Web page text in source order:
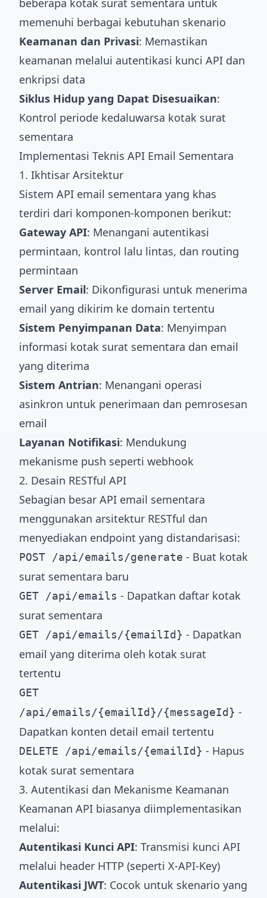
beberapa kotak surat sementara untuk
memenuhi berbagai kebutuhan skenario
Keamanan dan Privasi: Memastikan
keamanan melalui autentikasi kunci API dan
enkripsi data
Siklus Hidup yang Dapat Disesuaikan:
Kontrol periode kedaluwarsa kotak surat
sementara
Implementasi Teknis API Email Sementara
1. Ikhtisar Arsitektur
Sistem API email sementara yang khas
terdiri dari komponen-komponen berikut:
Gateway API: Menangani autentikasi
permintaan, kontrol lalu lintas, dan routing
permintaan
Server Email: Dikonfigurasi untuk menerima
email yang dikirim ke domain tertentu
Sistem Penyimpanan Data: Menyimpan
informasi kotak surat sementara dan email
yang diterima
Sistem Antrian: Menangani operasi
asinkron untuk penerimaan dan pemrosesan
email
Layanan Notifikasi: Mendukung
mekanisme push seperti webhook
2. Desain RESTful API
Sebagian besar API email sementara
menggunakan arsitektur RESTful dan
menyediakan endpoint yang distandarisasi:
POST /api/emails/generate - Buat kotak
surat sementara baru
GET /api/emails - Dapatkan daftar kotak
surat sementara
GET /api/emails/{emailId} - Dapatkan
email yang diterima oleh kotak surat
tertentu
GET
/api/emails/{emailId}/{messageId} -
Dapatkan konten detail email tertentu
DELETE /api/emails/{emailId} - Hapus
kotak surat sementara
3. Autentikasi dan Mekanisme Keamanan
Keamanan API biasanya diimplementasikan
melalui:
Autentikasi Kunci API: Transmisi kunci API
melalui header HTTP (seperti X-API-Key)
Autentikasi JWT: Cocok untuk skenario yang